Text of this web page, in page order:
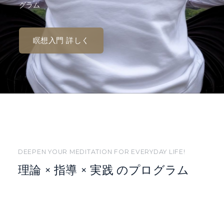
グラム
瞑想入門 詳しく
DEEPEN YOUR MEDITATION FOR EVERYDAY LIFE!
理論 × 指導 × 実践 のプログラム